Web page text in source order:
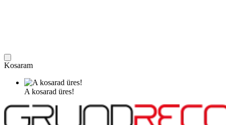
Kosaram
A kosarad üres!